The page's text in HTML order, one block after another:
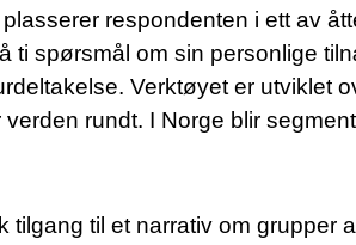
respondenten i ett av
ti spørsmål om sin personlige
Verktøyet er utviklet
rundt. I Norge blir
tilgang til et narrativ om grupper